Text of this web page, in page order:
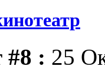
#8 : 25